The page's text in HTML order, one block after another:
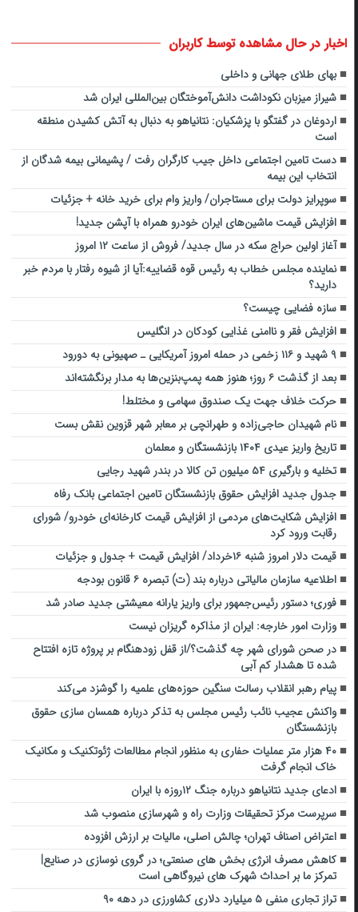
اخبار در حال مشاهده توسط کاربران
بهای طلای جهانی و داخلی
شیراز میزبان نکوداشت دانش‌آموختگان بین‌المللی ایران شد
اردوغان در گفتگو با پزشکیان: نتانیاهو به دنبال به آتش کشیدن منطقه
است
دست تامین اجتماعی داخل جیب کارگران رفت / پشیمانی بیمه شدگان از
انتخاب این بیمه
سوپرایز دولت برای مستاجران/ واریز وام برای خرید خانه + جزئیات
افزایش قیمت ماشین‌های ایران خودرو همراه با آپشن جدید!
آغاز اولین حراج سکه در سال جدید/ فروش از ساعت ۱۲ امروز
نماینده مجلس خطاب به رئیس قوه قضاییه:آیا از شیوه رفتار با مردم خبر
دارید؟
سازه فضایی چیست؟
افزایش فقر و ناامنی غذایی کودکان در انگلیس
۹ شهید و ۱۱۶ زخمی در حمله امروز آمریکایی ـ صهیونی به دورود
بعد از گذشت ۶ روز؛ هنوز همه پمپ‌بنزین‌ها به مدار برنگشته‌اند
حرکت خلاف جهت یک صندوق سهامی و مختلط!
نام شهیدان حاجی‌زاده و طهرانچی بر معابر شهر قزوین نقش بست
تاریخ واریز عیدی ۱۴۰۴ بازنشستگان و معلمان
تخلیه و بارگیری ۵۴ میلیون تن کالا در بندر شهید رجایی
جدول جدید افزایش حقوق بازنشستگان تامین اجتماعی بانک رفاه
افزایش شکایت‌های مردمی از افزایش قیمت کارخانه‌ای خودرو/ شورای
رقابت ورود کرد
قیمت دلار امروز شنبه ۱۶خرداد/ افزایش قیمت + جدول و جزئیات
اطلاعیه سازمان مالیاتی درباره بند (ت) تبصره ۶ قانون بودجه
فوری؛ دستور رئیس‌جمهور برای واریز یارانه معیشتی جدید صادر شد
وزارت امور خارجه: ایران از مذاکره گریزان نیست
در صحن شورای شهر چه گذشت؟/از قفل زودهنگام بر پروژه تازه افتتاح
شده تا هشدار کم آبی
پیام رهبر انقلاب رسالت سنگین حوزه‌های علمیه را گوشزد می‌کند
واکنش عجیب نائب رئیس مجلس به تذکر درباره همسان سازی حقوق
بازنشستگان
۴۰ هزار متر عملیات حفاری به منظور انجام مطالعات ژئوتکنیک و مکانیک
خاک انجام گرفت
ادعای جدید نتانیاهو درباره جنگ ۱۲روزه با ایران
سرپرست مرکز تحقیقات وزارت راه و شهرسازی منصوب شد
اعتراض اصناف تهران؛ چالش اصلی، مالیات بر ارزش افزوده
کاهش مصرف انرژی بخش های صنعتی؛ در گروی نوسازی در صنایع|
تمرکز ما بر احداث شهرک های نیروگاهی است
تراز تجاری منفی ۵ میلیارد دلاری کشاورزی در دهه ۹۰